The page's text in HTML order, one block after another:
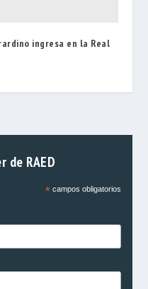
ingresa en la Real
de RAED
*campos obligatorios